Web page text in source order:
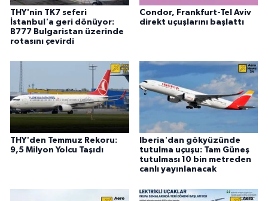
THY'nin TK7 seferi
İstanbul'a geri dönüyor:
B777 Bulgaristan üzerinde
rotasını çevirdi
Condor, Frankfurt-Tel Aviv
direkt uçuşlarını başlattı
THY'den Temmuz Rekoru:
9,5 Milyon Yolcu Taşıdı
Iberia'dan gökyüzünde
tutulma uçuşu: Tam Güneş
tutulması 10 bin metreden
canlı yayınlanacak